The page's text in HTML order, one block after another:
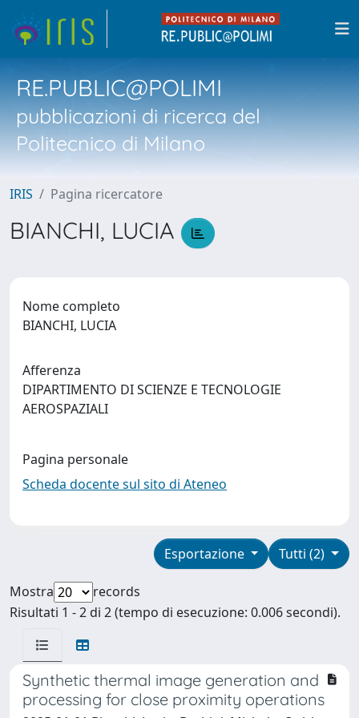
RE.PUBLIC@POLIMI
pubblicazioni di ricerca del
Politecnico di Milano
IRIS Pagina ricercatore
BIANCHI, LUCIA
Nome completo
BIANCHI, LUCIA
Afferenza
DIPARTIMENTO DI SCIENZE E TECNOLOGIE
AEROSPAZIALI
Pagina personale
Scheda docente sul sito di Ateneo
Tutti (2)
Esportazione
Mostra
records
Risultati 1 - 2 di 2 (tempo di esecuzione: 0.006 secondi).
Synthetic thermal image generation and
processing for close proximity operations